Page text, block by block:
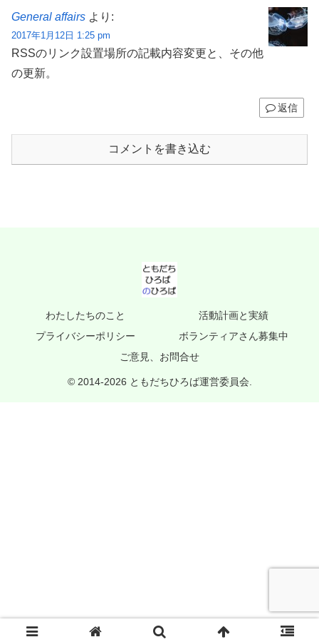
General affairs より:
2017年1月12日 1:25 pm
RSSのリンク設置場所の記載内容変更と、その他
の更新。
返信
コメントを書き込む
わたしたちのこと
活動計画と実績
プライバシーポリシー
ボランティアさん募集中
ご意見、お問合せ
© 2014-2026 ともだちひろば運営委員会.